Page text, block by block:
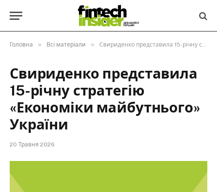
Головна » Всі матеріали » Свириденко представила 15-річну стратегію «Економіки майбутнього» України
Свириденко представила
15-річну стратегію
«Економіки майбутнього»
України
20 Травня 2026